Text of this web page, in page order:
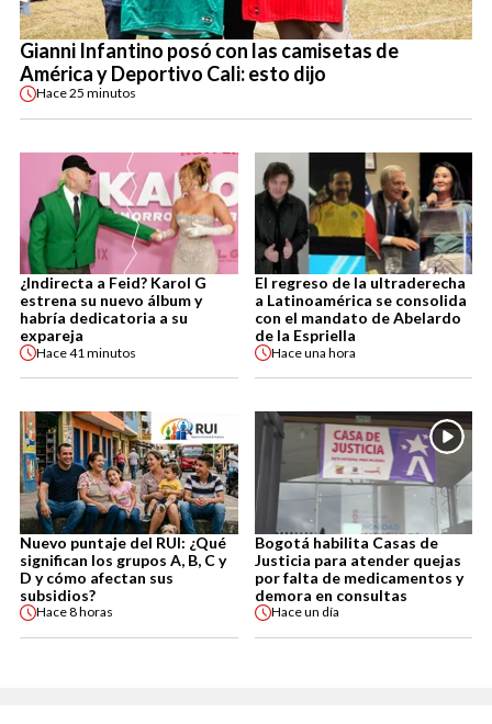
Gianni Infantino posó con las camisetas de
América y Deportivo Cali: esto dijo
Hace25 minutos
¿Indirecta a Feid? Karol G
estrena su nuevo álbum y
habría dedicatoria a su
expareja
Hace41 minutos
El regreso de la ultraderecha
a Latinoamérica se consolida
con el mandato de Abelardo
de la Espriella
Haceuna hora
Nuevo puntaje del RUI: ¿Qué
significan los grupos A, B, C y
D y cómo afectan sus
subsidios?
Hace8 horas
Bogotá habilita Casas de
Justicia para atender quejas
por falta de medicamentos y
demora en consultas
Haceun día